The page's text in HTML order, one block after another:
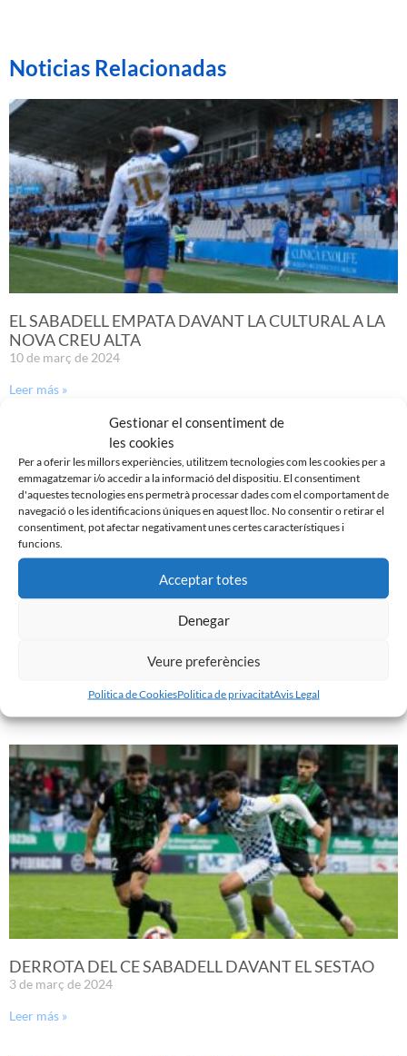
Gestionar el consentiment de
les cookies
Per a oferir les millors experiències, utilitzem tecnologies com les cookies per a
emmagatzemar i/o accedir a la informació del dispositiu. El consentiment
d'aquestes tecnologies ens permetrà processar dades com el comportament de
navegació o les identificacions úniques en aquest lloc. No consentir o retirar el
consentiment, pot afectar negativament unes certes característiques i
funcions.
Acceptar totes
Denegar
Veure preferències
Politica de CookiesPolitica de privacitatAvis Legal
Noticias Relacionadas
EL SABADELL EMPATA DAVANT LA CULTURAL A LA
NOVA CREU ALTA
10 de març de 2024
Leer más »
PRÈVIA | CE SABADELL – CULTURAL LEONESA
DERROTA DEL CE SABADELL DAVANT EL SESTAO
3 de març de 2024
Leer más »